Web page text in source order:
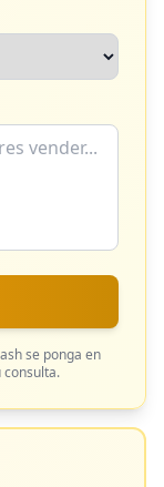
se ponga en